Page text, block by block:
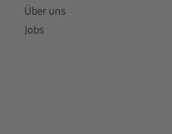
Über uns
Jobs